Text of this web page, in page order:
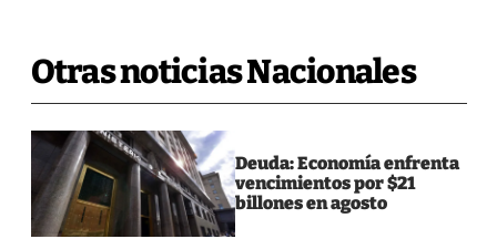
Otras noticias Nacionales
Deuda: Economía enfrenta
vencimientos por $21
billones en agosto